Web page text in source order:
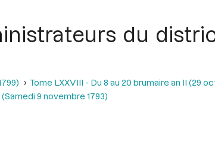
du
Tome LXXVIII - Du 8 au 20 brumaire an II (29
9 novembre 1793)